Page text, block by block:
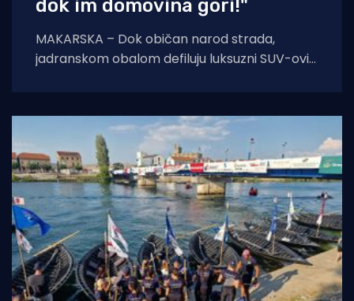
dok im domovina gori!"
MAKARSKA – Dok običan narod strada,
jadranskom obalom defiluju luksuzni SUV-ovi s